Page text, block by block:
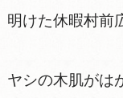
明けた休暇村前
ヤシの木肌がは